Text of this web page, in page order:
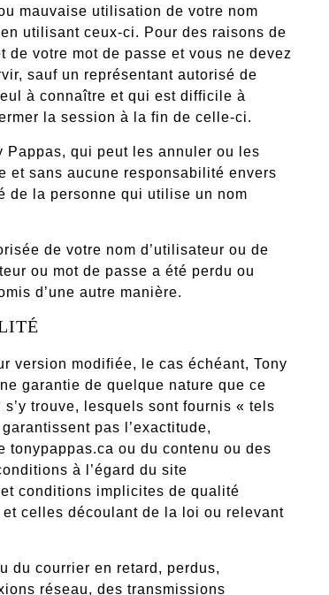
mauvaise utilisation de votre nom
utilisant ceux-ci. Pour des raisons de
votre mot de passe et vous ne devez
sauf un représentant autorisé de
à connaître et qui est difficile à
la session à la fin de celle-ci.
Pappas, qui peut les annuler ou les
et sans aucune responsabilité envers
de la personne qui utilise un nom
de votre nom d’utilisateur ou de
ou mot de passe a été perdu ou
d’une autre manière.
version modifiée, le cas échéant, Tony
garantie de quelque nature que ce
trouve, lesquels sont fournis « tels
pas l’exactitude,
tonypappas.ca ou du contenu ou des
à l’égard du site
conditions implicites de qualité
celles découlant de la loi ou relevant
du courrier en retard, perdus,
réseau, des transmissions